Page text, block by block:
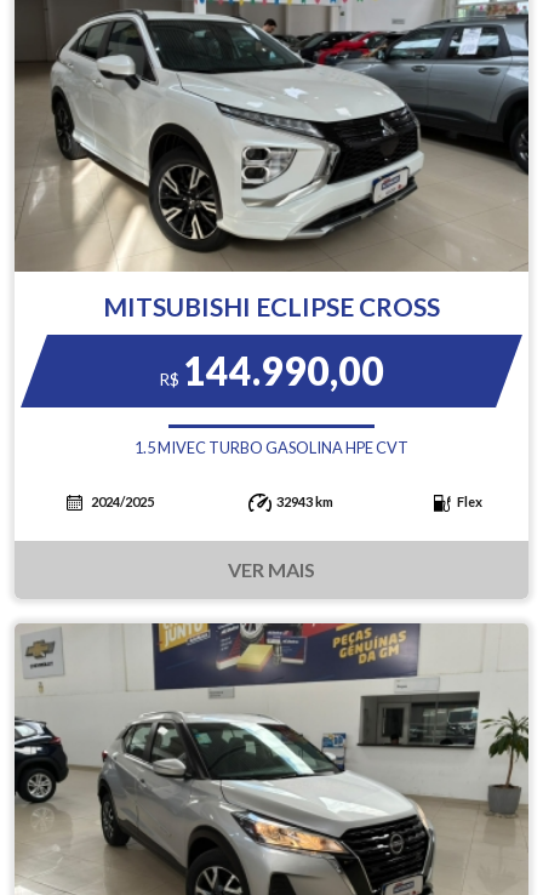
MITSUBISHI ECLIPSE CROSS
R$ 144.990,00
1.5 MIVEC TURBO GASOLINA HPE CVT
2024/2025 32943 km Flex
VER MAIS